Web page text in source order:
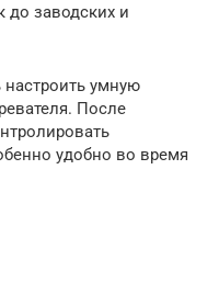
до заводских и
умную
После
удобно во время